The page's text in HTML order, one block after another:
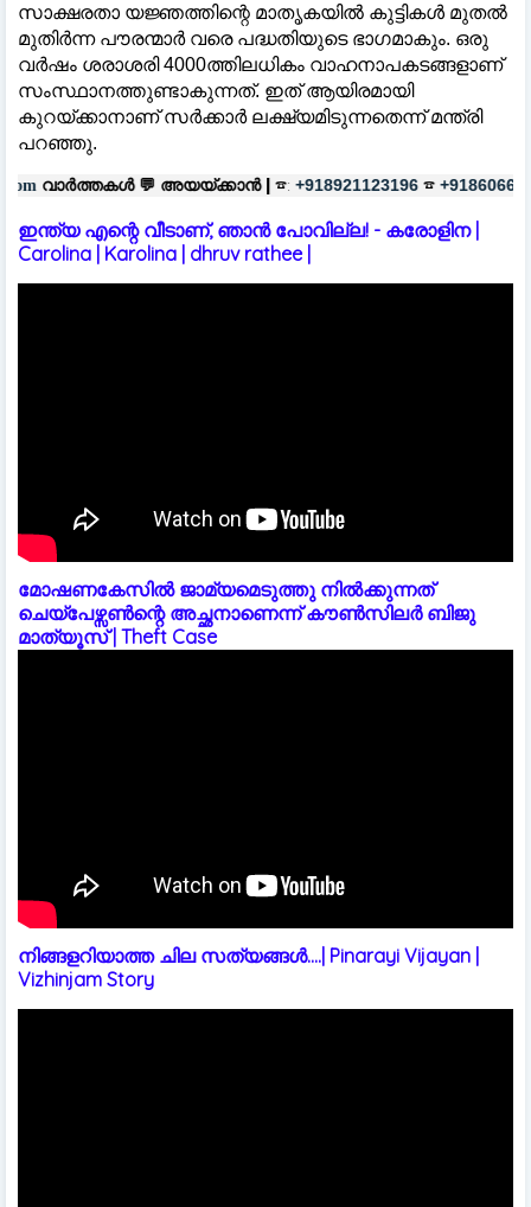
സാക്ഷരതാ യജ്ഞത്തിന്റെ മാതൃകയില്‍ കുട്ടികള്‍ മുതല്‍
മുതിര്‍ന്ന പൗരന്മാര്‍ വരെ പദ്ധതിയുടെ ഭാഗമാകും. ഒരു
വര്‍ഷം ശരാശരി 4000ത്തിലധികം വാഹനാപകടങ്ങളാണ്
സംസ്ഥാനത്തുണ്ടാകുന്നത്. ഇത് ആയിരമായി
കുറയ്ക്കാനാണ് സര്‍ക്കാര്‍ ലക്ഷ്യമിടുന്നതെന്ന് മന്ത്രി
പറഞ്ഞു.
💬അയയ്ക്കാൻ | ☎: +918921123196 ☎ +918606657037
ഇന്ത്യ എന്റെ വീടാണ്, ഞാൻ പോവില്ല! - കരോളിന |
Carolina | Karolina | dhruv rathee |
മോഷണകേസിൽ ജാമ്യമെടുത്തു നിൽക്കുന്നത്
ചെയ്പേഴ്സൺന്റെ അച്ഛനാണെന്ന് കൗൺസിലർ ബിജു
മാത്യൂസ് | Theft Case
നിങ്ങളറിയാത്ത ചില സത്യങ്ങൾ....| Pinarayi Vijayan |
Vizhinjam Story